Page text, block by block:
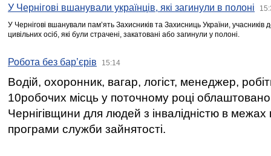
У Чернігові вшанували українців, які загинули в полоні
У Чернігові вшанували пам’ять Захисників та Захисниць України,
цивільних осіб, які були страчені, закатовані або загинули у полоні.
Робота без бар’єрів 15:14
Водій, охоронник, вагар, логіст, менеджер,
10робочих місць у поточному році
Чернігівщини для людей з інвалідністю в межах
програми служби зайнятості.